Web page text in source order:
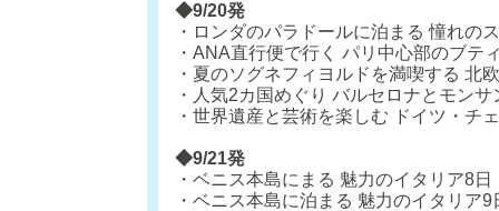
◆9/20発
・ロンダのパラドールに泊まる 憧れの
・ANA直行便で行く パリ中心部のブテ
・夏のソグネフィヨルドを満喫する 北
・人気2カ国めぐり バルセロナとモン
・世界遺産と芸術を楽しむ ドイツ・チ
◆9/21発
・ベニス本島にまる 魅力のイタリア8日
・ベニス本島に泊まる 魅力のイタリア9